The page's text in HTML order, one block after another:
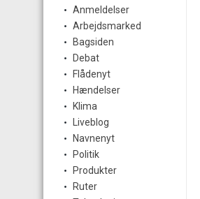
Anmeldelser
Arbejdsmarked
Bagsiden
Debat
Flådenyt
Hændelser
Klima
Liveblog
Navnenyt
Politik
Produkter
Ruter